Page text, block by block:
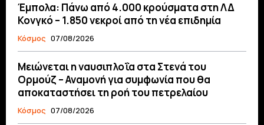
Έμπολα: Πάνω από 4.000 κρούσματα στη ΛΔ
Κονγκό – 1.850 νεκροί από τη νέα επιδημία
Κόσμος 07/08/2026
Μειώνεται η ναυσιπλοΐα στα Στενά του
Ορμούζ – Αναμονή για συμφωνία που θα
αποκαταστήσει τη ροή του πετρελαίου
Κόσμος 07/08/2026